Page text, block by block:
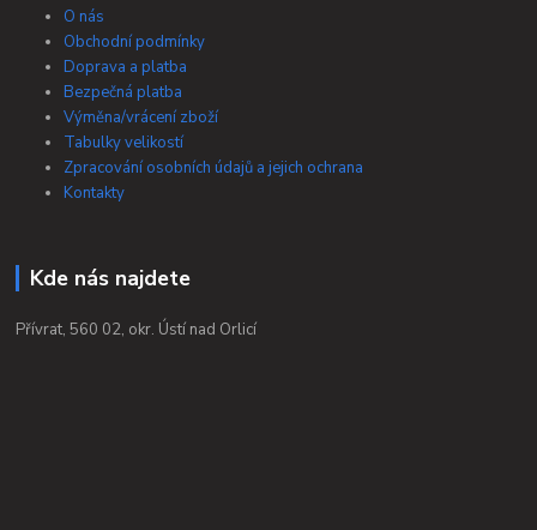
O nás
Obchodní podmínky
Doprava a platba
Bezpečná platba
Výměna/vrácení zboží
Tabulky velikostí
Zpracování osobních údajů a jejich ochrana
Kontakty
Kde nás najdete
Přívrat, 560 02, okr. Ústí nad Orlicí